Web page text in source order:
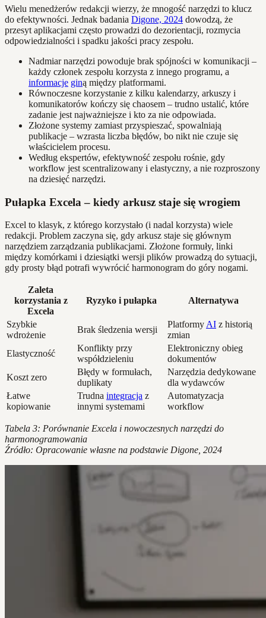
Wielu menedżerów redakcji wierzy, że mnogość narzędzi to klucz
do efektywności. Jednak badania Digone, 2024 dowodzą, że
przesyt aplikacjami często prowadzi do dezorientacji, rozmycia
odpowiedzialności i spadku jakości pracy zespołu.
Nadmiar narzędzi powoduje brak spójności w komunikacji –
każdy członek zespołu korzysta z innego programu, a
informacje giną między platformami.
Równoczesne korzystanie z kilku kalendarzy, arkuszy i
komunikatorów kończy się chaosem – trudno ustalić, które
zadanie jest najważniejsze i kto za nie odpowiada.
Złożone systemy zamiast przyspieszać, spowalniają
publikacje – wzrasta liczba błędów, bo nikt nie czuje się
właścicielem procesu.
Według ekspertów, efektywność zespołu rośnie, gdy
workflow jest scentralizowany i elastyczny, a nie rozproszony
na dziesięć narzędzi.
Pułapka Excela – kiedy arkusz staje się wrogiem
Excel to klasyk, z którego korzystało (i nadal korzysta) wiele
redakcji. Problem zaczyna się, gdy arkusz staje się głównym
narzędziem zarządzania publikacjami. Złożone formuły, linki
między komórkami i dziesiątki wersji plików prowadzą do sytuacji,
gdy prosty błąd potrafi wywrócić harmonogram do góry nogami.
Zaleta
korzystania z
Excela
Ryzyko i pułapka Alternatywa
Szybkie
wdrożenie
Brak śledzenia wersji
Platformy AI z historią
zmian
Elastyczność
Konflikty przy
współdzieleniu
Elektroniczny obieg
dokumentów
Koszt zero
Błędy w formułach,
duplikaty
Narzędzia dedykowane
dla wydawców
Łatwe
kopiowanie
Trudna integracja z
innymi systemami
Automatyzacja
workflow
Tabela 3: Porównanie Excela i nowoczesnych narzędzi do
harmonogramowania
Źródło: Opracowanie własne na podstawie Digone, 2024